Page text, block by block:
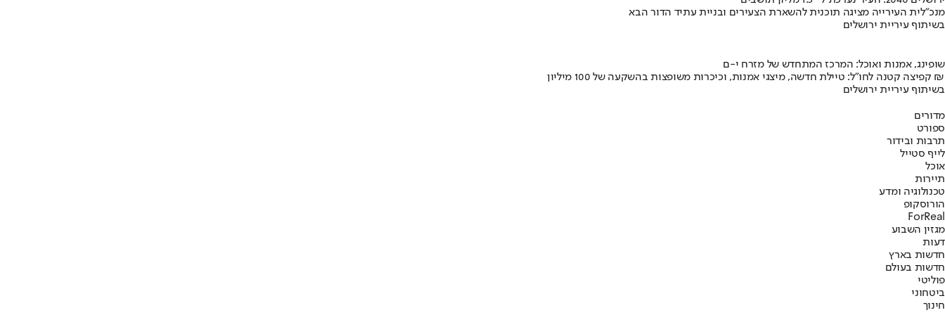
מנכ"לית העירייה מציגה תוכנית להשארת הצעירים ובניית עתיד הדור הבא
בשיתוף עיריית ירושלים
שופינג, אמנות ואוכל: המרכז המתחדש של מזרח י-ם
קפיצה קטנה לחו"ל: טיילת חדשה, מיצגי אמנות, וכיכרות משופצות בהשקעה של 100 מיליון ₪
בשיתוף עיריית ירושלים
מדורים
ספורט
תרבות ובידור
לייף סטייל
אוכל
תיירות
טכנולוגיה ומדע
הורוסקופ
ForReal
מגזין השבוע
דעות
חדשות בארץ
חדשות בעולם
פוליטי
ביטחוני
חינוך